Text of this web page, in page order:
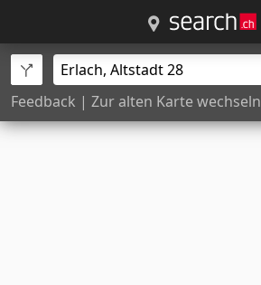
Feedback | Zur alten Karte wechseln